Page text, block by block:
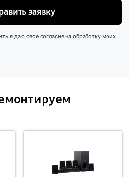
заявку
я даю свое согласие на обработку моих